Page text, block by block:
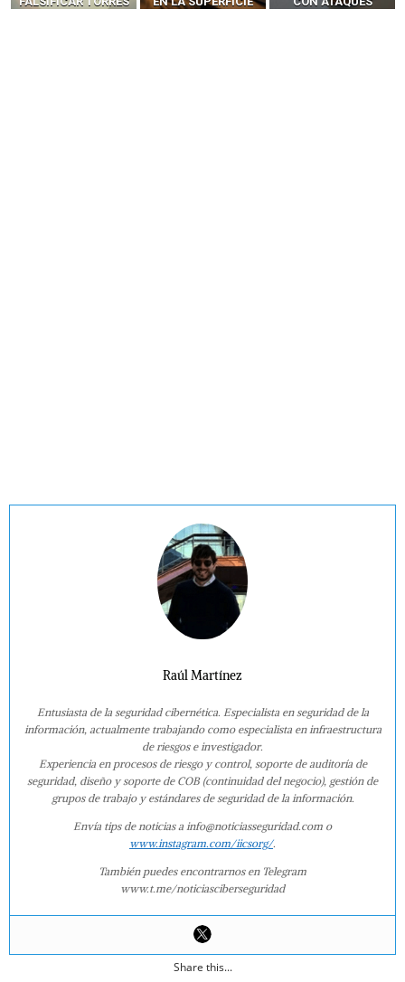
Raúl Martínez
Entusiasta de la seguridad cibernética. Especialista en seguridad de la
información, actualmente trabajando como especialista en infraestructura
de riesgos e investigador.
Experiencia en procesos de riesgo y control, soporte de auditoría de
seguridad, diseño y soporte de COB (continuidad del negocio), gestión de
grupos de trabajo y estándares de seguridad de la información.
Envía tips de noticias a info@noticiasseguridad.com o
www.instagram.com/iicsorg/.
También puedes encontrarnos en Telegram
www.t.me/noticiasciberseguridad
Share this...